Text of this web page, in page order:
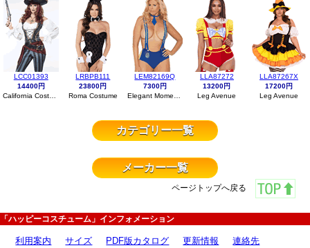
LCC01393
14400円
LRBPB111
23800円
Roma Costume
LEM82169Q
7300円
LLA87272
13200円
Leg Avenue
LLA87267X
17200円
Leg Avenue
カテゴリー一覧
メーカー一覧
ページトップへ戻る
「ハッピーコスチューム」インフォメーション
利用案内 サイズ PDF版カタログ 更新情報 連絡先